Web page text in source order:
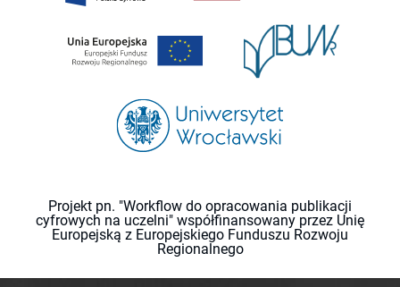
Projekt pn. "Workflow do opracowania publikacji
cyfrowych na uczelni" współfinansowany przez Unię
Europejską z Europejskiego Funduszu Rozwoju
Regionalnego